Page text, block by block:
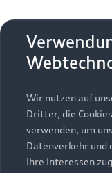
Modelle
Alle Modelle
Modelle
Elektromodelle
Kaufen &
Neuwagensuche
Service &
Wir nutzen auf
Dritter, die
verwenden, um
Datenverkehr und
Ihre Interessen